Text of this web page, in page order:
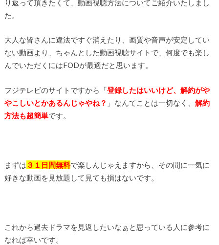
り返って頂きたくて、動画視聴方法についてご紹介いたしまし
た。
大人な皆さんに違法ですぐ消えたり、画質や音声が安定してい
ない動画より、ちゃんとした動画視聴サイトで、何度でも楽し
んでいただくにはFODが最適だと思います。
フジテレビのサイトですから「登録したはいいけど、解約がや
やこしいとかあるんじゃやね？ 」なんてことは一切なく、 解約
方法も超簡単です。
まずは ３１日間無料で楽しんじゃえますから、その間に一気に
好きな動画を見放題して見ても損はないです。
これから過去ドラマを見返したいなぁと思っている人に参考に
なれば幸いです。